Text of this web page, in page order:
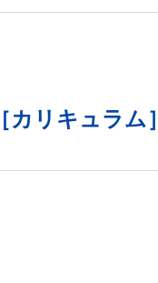
［カリキュラム］